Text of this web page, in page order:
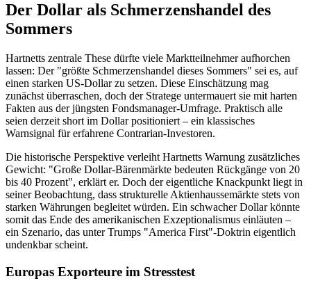
Der Dollar als Schmerzenshandel des
Sommers
Hartnetts zentrale These dürfte viele Marktteilnehmer aufhorchen
lassen: Der "größte Schmerzenshandel dieses Sommers" sei es, auf
einen starken US-Dollar zu setzen. Diese Einschätzung mag
zunächst überraschen, doch der Stratege untermauert sie mit harten
Fakten aus der jüngsten Fondsmanager-Umfrage. Praktisch alle
seien derzeit short im Dollar positioniert – ein klassisches
Warnsignal für erfahrene Contrarian-Investoren.
Die historische Perspektive verleiht Hartnetts Warnung zusätzliches
Gewicht: "Große Dollar-Bärenmärkte bedeuten Rückgänge von 20
bis 40 Prozent", erklärt er. Doch der eigentliche Knackpunkt liegt in
seiner Beobachtung, dass strukturelle Aktienhaussemärkte stets von
starken Währungen begleitet würden. Ein schwacher Dollar könnte
somit das Ende des amerikanischen Exzeptionalismus einläuten –
ein Szenario, das unter Trumps "America First"-Doktrin eigentlich
undenkbar scheint.
Europas Exporteure im Stresstest